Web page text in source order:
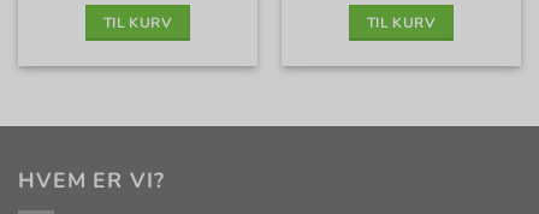
TIL KURV TIL KURV
HVEM ER VI?